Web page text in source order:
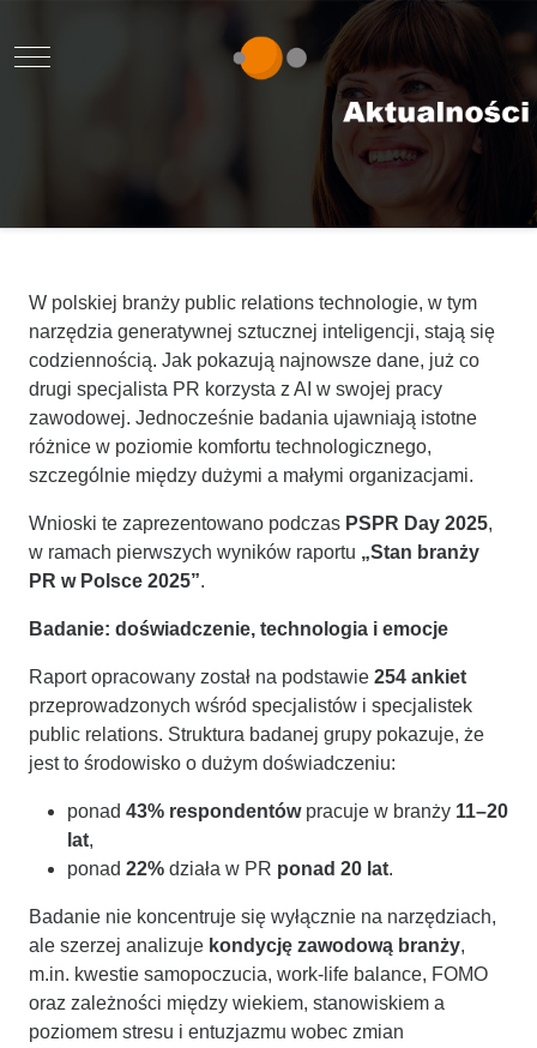
Mobile Menu Toggle
W polskiej branży public relations technologie, w tym
narzędzia generatywnej sztucznej inteligencji, stają się
codziennością. Jak pokazują najnowsze dane, już co
drugi specjalista PR korzysta z AI w swojej pracy
zawodowej. Jednocześnie badania ujawniają istotne
różnice w poziomie komfortu technologicznego,
szczególnie między dużymi a małymi organizacjami.
Wnioski te zaprezentowano podczas PSPR Day 2025,
w ramach pierwszych wyników raportu „Stan branży
PR w Polsce 2025”.
Badanie: doświadczenie, technologia i emocje
Raport opracowany został na podstawie 254 ankiet
przeprowadzonych wśród specjalistów i specjalistek
public relations. Struktura badanej grupy pokazuje, że
jest to środowisko o dużym doświadczeniu:
ponad 43% respondentówpracuje w branży 11–20
lat,
ponad 22% działa w PR ponad 20 lat.
Badanie nie koncentruje się wyłącznie na narzędziach,
ale szerzej analizuje kondycję zawodową branży,
m.in. kwestie samopoczucia, work-life balance, FOMO
oraz zależności między wiekiem, stanowiskiem a
poziomem stresu i entuzjazmu wobec zmian